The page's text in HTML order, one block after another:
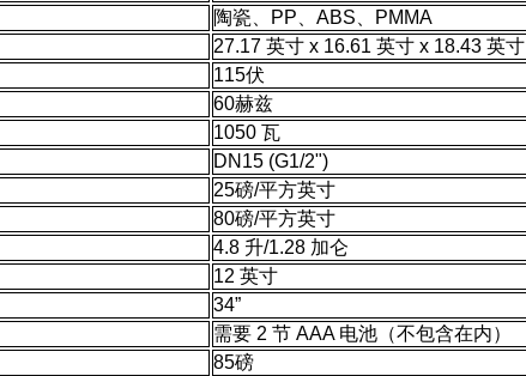
陶瓷、PP、ABS、PMMA
27.17 英寸 x 16.61 英寸 x 18.43 英寸
115伏
60赫兹
1050 瓦
DN15 (G1/2")
25磅/平方英寸
80磅/平方英寸
4.8 升/1.28 加仑
12 英寸
34”
需要 2 节 AAA 电池（不包含在内）
85磅